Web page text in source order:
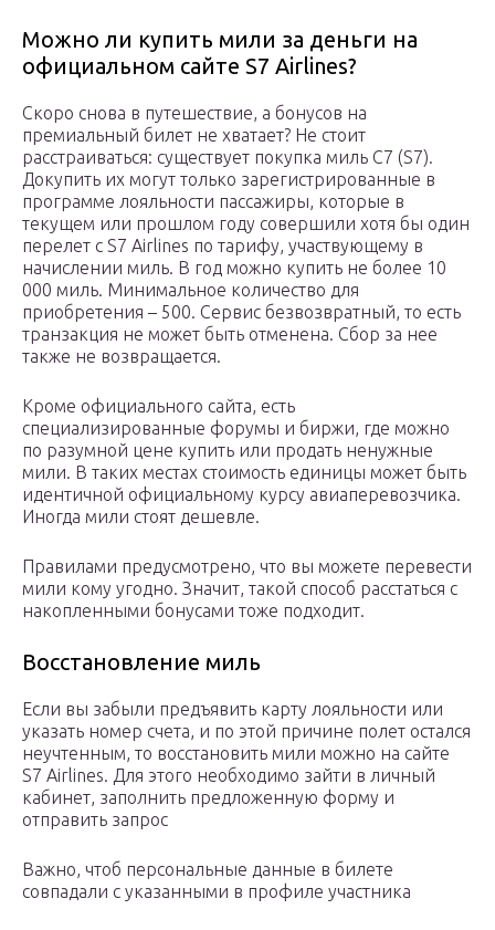
Можно ли купить мили за деньги на
официальном сайте S7 Airlines?
Скоро снова в путешествие, а бонусов на
премиальный билет не хватает? Не стоит
расстраиваться: существует покупка миль С7 (S7).
Докупить их могут только зарегистрированные в
программе лояльности пассажиры, которые в
текущем или прошлом году совершили хотя бы один
перелет с S7 Airlines по тарифу, участвующему в
начислении миль. В год можно купить не более 10
000 миль. Минимальное количество для
приобретения – 500. Сервис безвозвратный, то есть
транзакция не может быть отменена. Сбор за нее
также не возвращается.
Кроме официального сайта, есть
специализированные форумы и биржи, где можно
по разумной цене купить или продать ненужные
мили. В таких местах стоимость единицы может быть
идентичной официальному курсу авиаперевозчика.
Иногда мили стоят дешевле.
Правилами предусмотрено, что вы можете перевести
мили кому угодно. Значит, такой способ расстаться с
накопленными бонусами тоже подходит.
Восстановление миль
Если вы забыли предъявить карту лояльности или
указать номер счета, и по этой причине полет остался
неучтенным, то восстановить мили можно на сайте
S7 Airlines. Для этого необходимо зайти в личный
кабинет, заполнить предложенную форму и
отправить запрос
Важно, чтоб персональные данные в билете
совпадали с указанными в профиле участника